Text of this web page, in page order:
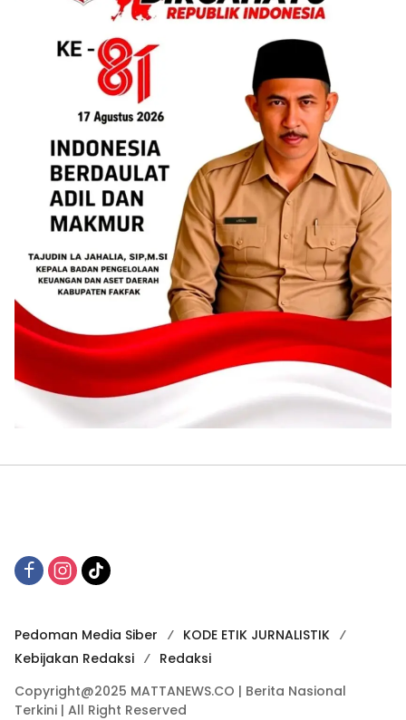
Pedoman Media Siber
KODE ETIK JURNALISTIK
Kebijakan Redaksi
Redaksi
Copyright@2025 MATTANEWS.CO | Berita Nasional
Terkini | All Right Reserved